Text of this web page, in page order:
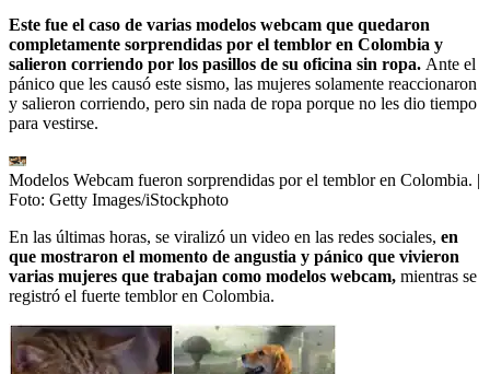
Este fue el caso de varias modelos webcam que quedaron
completamente sorprendidas por el temblor en Colombia y
salieron corriendo por los pasillos de su oficina sin ropa. Ante el
pánico que les causó este sismo, las mujeres solamente reaccionaron
y salieron corriendo, pero sin nada de ropa porque no les dio tiempo
para vestirse.
Modelos Webcam fueron sorprendidas por el temblor en Colombia. |
Foto: Getty Images/iStockphoto
En las últimas horas, se viralizó un video en las redes sociales, en
que mostraron el momento de angustia y pánico que vivieron
varias mujeres que trabajan como modelos webcam, mientras se
registró el fuerte temblor en Colombia.